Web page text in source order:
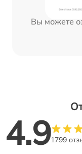
Вы можете
4.91799